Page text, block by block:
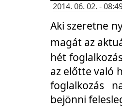
2014. 06. 02. -
Aki szeretne
magát az
hét
az előtte való
foglalkozás
bejönni